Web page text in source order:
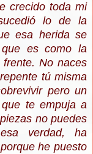
crecido toda mi
lo de la
esa herida se
es como la
No naces
tú misma
pero un
te empuja a
no puedes
verdad, ha
he puesto